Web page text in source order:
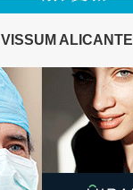
ALICANTE